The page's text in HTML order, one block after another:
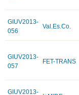
GIUV2013-
056
Val.Es.Co.
GIUV2013-
057
FET-TRANS
GIUV2013-